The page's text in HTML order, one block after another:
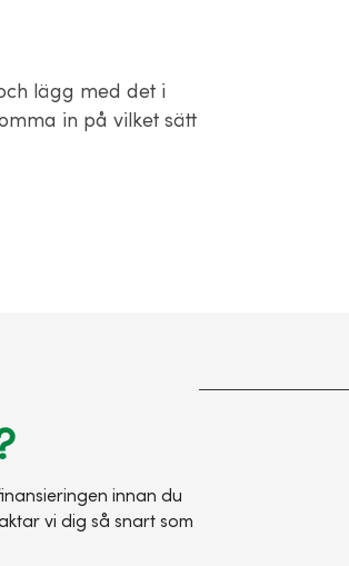
lägg med det i
in på vilket sätt
innan du
vi dig så snart som